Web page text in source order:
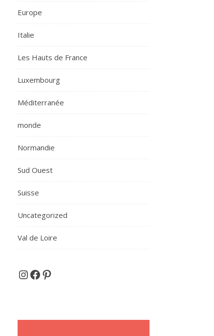
Europe
Italie
Les Hauts de France
Luxembourg
Méditerranée
monde
Normandie
Sud Ouest
Suisse
Uncategorized
Val de Loire
Et si on partait en voyage ...
Facebook
Pinterest